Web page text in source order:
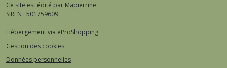
Ce site est édité par Mapierrine.
SIREN : 501759609
Hébergement via eProShopping
Gestion des cookies
Données personnelles